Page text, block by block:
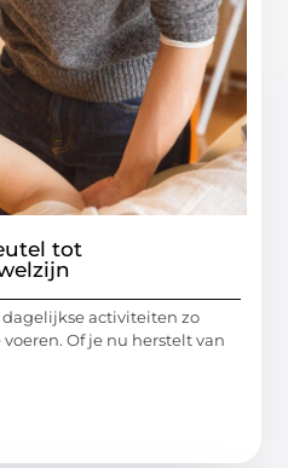
tot
activiteiten zo
Of je nu herstelt van